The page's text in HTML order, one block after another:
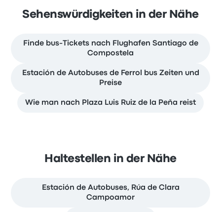
Sehenswürdigkeiten in der Nähe
Finde bus-Tickets nach Flughafen Santiago de
Compostela
Estación de Autobuses de Ferrol bus Zeiten und
Preise
Wie man nach Plaza Luis Ruiz de la Peña reist
Haltestellen in der Nähe
Estación de Autobuses, Rúa de Clara
Campoamor